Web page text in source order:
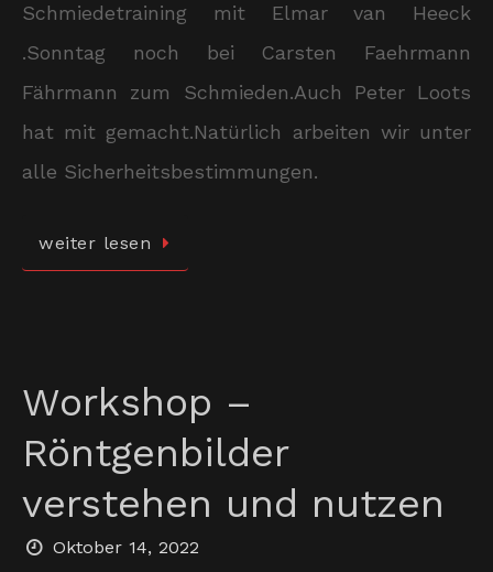
Schmiedetraining mit Elmar van Heeck
.Sonntag noch bei Carsten Faehrmann
Fährmann zum Schmieden.Auch Peter Loots
hat mit gemacht.Natürlich arbeiten wir unter
alle Sicherheitsbestimmungen.
weiter lesen
Workshop –
Röntgenbilder
verstehen und nutzen
Oktober 14, 2022